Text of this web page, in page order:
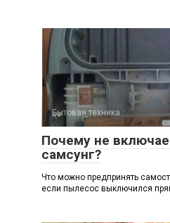
Бытовая техника
Почему не
самсунг?
Что можно предпринять
если пылесос выключился